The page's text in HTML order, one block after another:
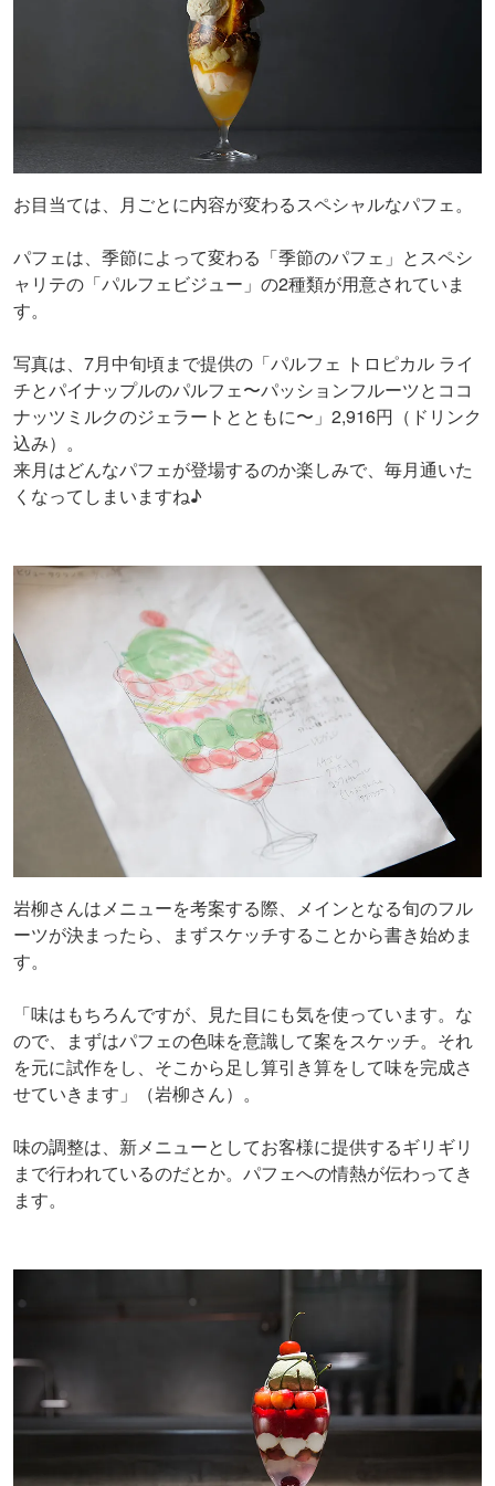
お目当ては、月ごとに内容が変わるスペシャルなパフェ。
パフェは、季節によって変わる「季節のパフェ」とスペシ
ャリテの「パルフェビジュー」の2種類が用意されていま
す。
写真は、7月中旬頃まで提供の「パルフェ トロピカル ライ
チとパイナップルのパルフェ〜パッションフルーツとココ
ナッツミルクのジェラートとともに〜」2,916円（ドリンク
込み）。
来月はどんなパフェが登場するのか楽しみで、毎月通いた
くなってしまいますね♪
岩柳さんはメニューを考案する際、メインとなる旬のフル
ーツが決まったら、まずスケッチすることから書き始めま
す。
「味はもちろんですが、見た目にも気を使っています。な
ので、まずはパフェの色味を意識して案をスケッチ。それ
を元に試作をし、そこから足し算引き算をして味を完成さ
せていきます」（岩柳さん）。
味の調整は、新メニューとしてお客様に提供するギリギリ
まで行われているのだとか。パフェへの情熱が伝わってき
ます。